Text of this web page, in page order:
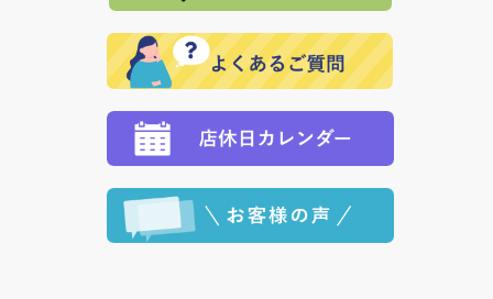
で、 それぞれ個別に送料が必要になります。
願いいたします。
※「クレジットカード」「PayPay」「楽天ペイ」を指
定された場合は、準備出来次第の便にてお送りいたし
ます。 （到着日指定をされている場合は、ご指定の日
程に合わせてお届けいたします。）